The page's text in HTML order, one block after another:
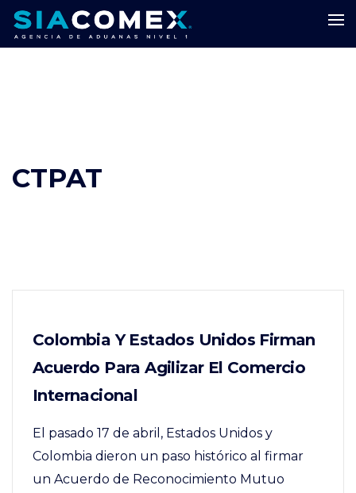
CTPAT
Colombia Y Estados Unidos Firman
Acuerdo Para Agilizar El Comercio
Internacional
El pasado 17 de abril, Estados Unidos y
Colombia dieron un paso histórico al firmar
un Acuerdo de Reconocimiento Mutuo